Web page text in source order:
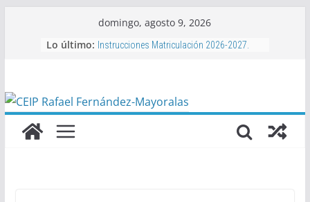
domingo, agosto 9, 2026
Lo último: Instrucciones Matriculación 2026-2027.
Proyecto de Club de Baloncesto Mayoralas
2026-2027
Actividades extraescolares 2026-2027